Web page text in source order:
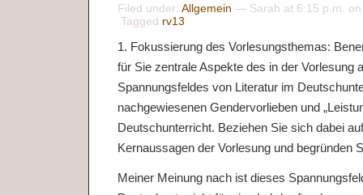
Filed under: Allgemein — Sarah at 6:15 p.m.
Tagged rv13
1. Fokussierung des Vorlesungsthemas:
für Sie zentrale Aspekte des in der Vorlesung
Spannungsfeldes von Literatur im
nachgewiesenen Gendervorlieben und
Deutschunterricht. Beziehen Sie sich dabei
Kernaussagen der Vorlesung und begründen
Meiner Meinung nach ist dieses